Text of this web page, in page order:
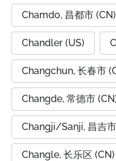
Chamdo, 昌都市 (CN)
Chandler (US)
Changchun, 长春市
Changde, 常德市
Changji/Sanji, 昌吉
Changle, 长乐区 (CN)